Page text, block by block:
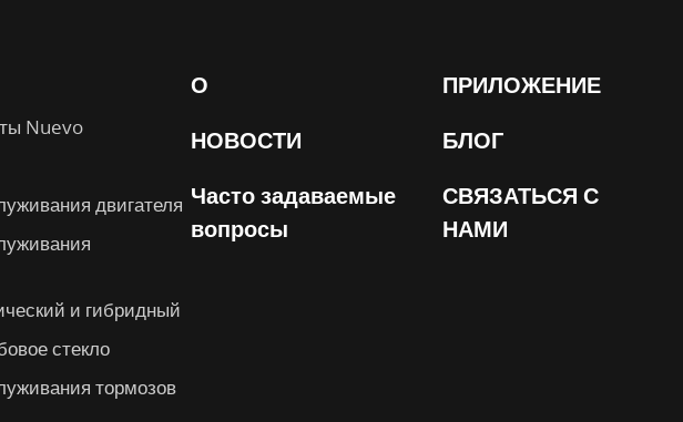
Nuevo
двигателя
и гибридный
стекло
тормозов
О
ПРИЛОЖЕНИЕ
НОВОСТИ
БЛОГ
Часто задаваемые
вопросы
СВЯЗАТЬСЯ С
НАМИ